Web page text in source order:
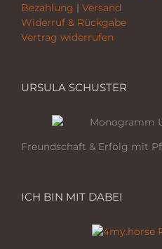
Bezahlung | Versand
Widerruf & Rückgabe
Vertrag widerrufen
URSULA SCHUSTER
Freundschaft & Erfolg mit
ICH BIN MIT DABEI